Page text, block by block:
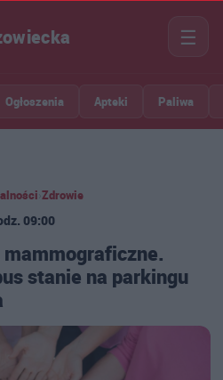
☰
Ogłoszenia Apteki Paliwa
Zdrowie
09:00
mammograficzne.
stanie na parkingu